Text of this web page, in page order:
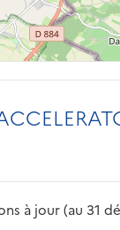
à jour (au 31